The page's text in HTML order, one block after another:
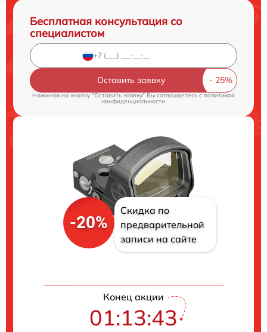
Бесплатная консультация со
специалистом
Оставить заявку
Нажимая на кнопку "Оставить заявку" Вы соглашаетесь cполитикой
конфиденциальности
-20%
Скидка по
предварительной
записи на сайте
Конец акции
01:13:43